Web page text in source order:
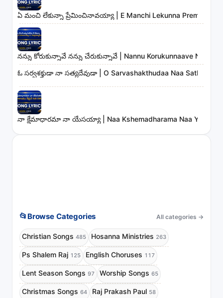
ఏ మంచి లేకున్నా ప్రేమించినావయ్యా | E Manchi Lekunna
నన్ను కోరుకున్నావే నన్ను చేరుకున్నావే | Nannu Korukunnaave Nannu
ఓ సర్వశక్తుడా నా సత్యదేవుడా | O Sarvashakthudaa Naa
నా క్షేమాధారమా నా యేసయ్యా | Naa Kshemadharama Naa Yesayya
📂 Browse Categories All categories →
Christian Songs 485 Hosanna Ministries 263
Ps Shalem Raj 125 English Choruses 117
Lent Season Songs 97 Worship Songs 65
Christmas Songs 64 Raj Prakash Paul 58